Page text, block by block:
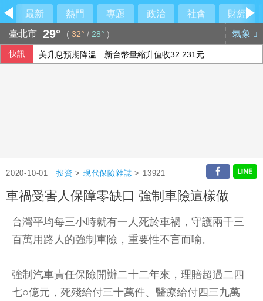
最新 熱門 專題 政治 社會
財經
臺北市 29° ( 32° / 28° ) 氣象
快訊 美升息預期降溫 新台幣量縮升值收32.231元
2020-10-01｜ 投資 > 現代保險雜誌 > 13921
車禍受害人保障零缺口 強制車險這樣做
台灣平均每三小時就有一人死於車禍，守護兩千三
百萬用路人的強制車險，重要性不言而喻。
強制汽車責任保險開辦二十二年來，理賠超過二四
七○億元，死殘給付三十萬件、醫療給付四三九萬